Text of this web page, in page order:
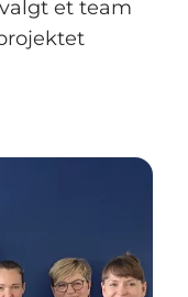
et team